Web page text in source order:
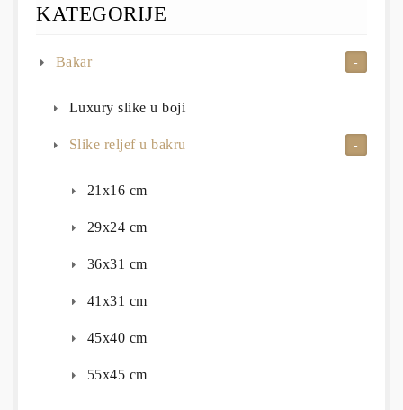
KATEGORIJE
Bakar
Luxury slike u boji
Slike reljef u bakru
21x16 cm
29x24 cm
36x31 cm
41x31 cm
45x40 cm
55x45 cm